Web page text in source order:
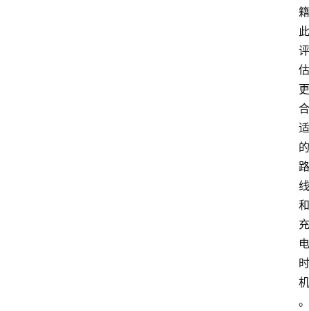
籍
此
评
估
更
合
适
的
路
线
和
充
电
时
机
。